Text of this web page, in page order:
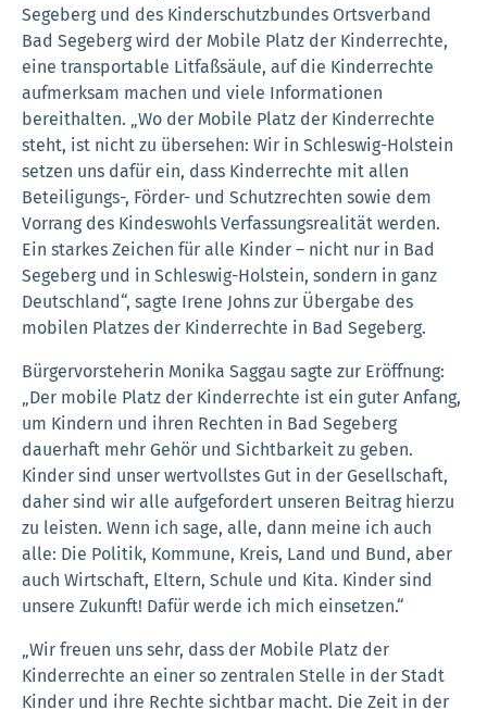
Segeberg und des Kinderschutzbundes Ortsverband
Bad Segeberg wird der Mobile Platz der Kinderrechte,
eine transportable Litfaßsäule, auf die Kinderrechte
aufmerksam machen und viele Informationen
bereithalten. „Wo der Mobile Platz der Kinderrechte
steht, ist nicht zu übersehen: Wir in Schleswig-Holstein
setzen uns dafür ein, dass Kinderrechte mit allen
Beteiligungs-, Förder- und Schutzrechten sowie dem
Vorrang des Kindeswohls Verfassungsrealität werden.
Ein starkes Zeichen für alle Kinder – nicht nur in Bad
Segeberg und in Schleswig-Holstein, sondern in ganz
Deutschland“, sagte Irene Johns zur Übergabe des
mobilen Platzes der Kinderrechte in Bad Segeberg.
Bürgervorsteherin Monika Saggau sagte zur Eröffnung:
„Der mobile Platz der Kinderrechte ist ein guter Anfang,
um Kindern und ihren Rechten in Bad Segeberg
dauerhaft mehr Gehör und Sichtbarkeit zu geben.
Kinder sind unser wertvollstes Gut in der Gesellschaft,
daher sind wir alle aufgefordert unseren Beitrag hierzu
zu leisten. Wenn ich sage, alle, dann meine ich auch
alle: Die Politik, Kommune, Kreis, Land und Bund, aber
auch Wirtschaft, Eltern, Schule und Kita. Kinder sind
unsere Zukunft! Dafür werde ich mich einsetzen.“
„Wir freuen uns sehr, dass der Mobile Platz der
Kinderrechte an einer so zentralen Stelle in der Stadt
Kinder und ihre Rechte sichtbar macht. Die Zeit in der